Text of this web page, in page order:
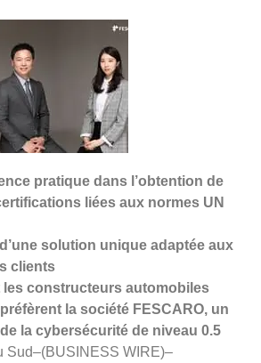
pratique dans l’obtention de
liées aux normes UN
solution unique adaptée aux
clients
les constructeurs automobiles
la société FESCARO, un
la cybersécurité de niveau 0.5
Sud–(BUSINESS WIRE)–